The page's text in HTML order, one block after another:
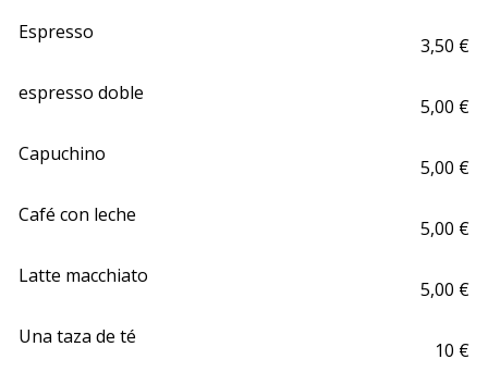
Espresso
3,50 €
espresso doble
5,00 €
Capuchino
5,00 €
Café con leche
5,00 €
Latte macchiato
5,00 €
Una taza de té
10 €